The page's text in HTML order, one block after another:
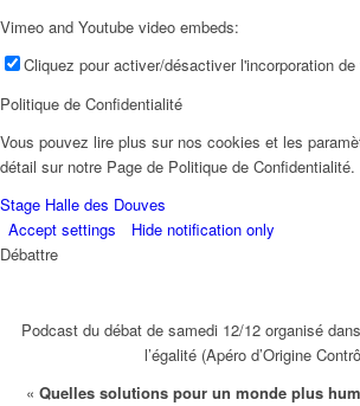
Vimeo and Youtube video embeds:
Cliquez pour activer/désactiver l'incorporation
Politique de Confidentialité
Vous pouvez lire plus sur nos cookies et les
détail sur notre Page de Politique de Confidentialité.
Stage Halle des Douves
Accept settings
Hide notification only
Débattre
Podcast du débat de samedi 12/12 organisé
l’égalité (Apéro d’Origine
« Quelles solutions pour un monde plus